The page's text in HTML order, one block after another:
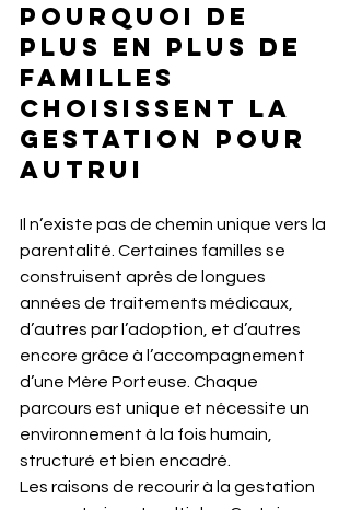
Pourquoi de
plus en plus de
familles
choisissent la
gestation pour
autrui
Il n’existe pas de chemin unique vers la
parentalité. Certaines familles se
construisent après de longues
années de traitements médicaux,
d’autres par l’adoption, et d’autres
encore grâce à l’accompagnement
d’une Mère Porteuse. Chaque
parcours est unique et nécessite un
environnement à la fois humain,
structuré et bien encadré.
Les raisons de recourir à la gestation